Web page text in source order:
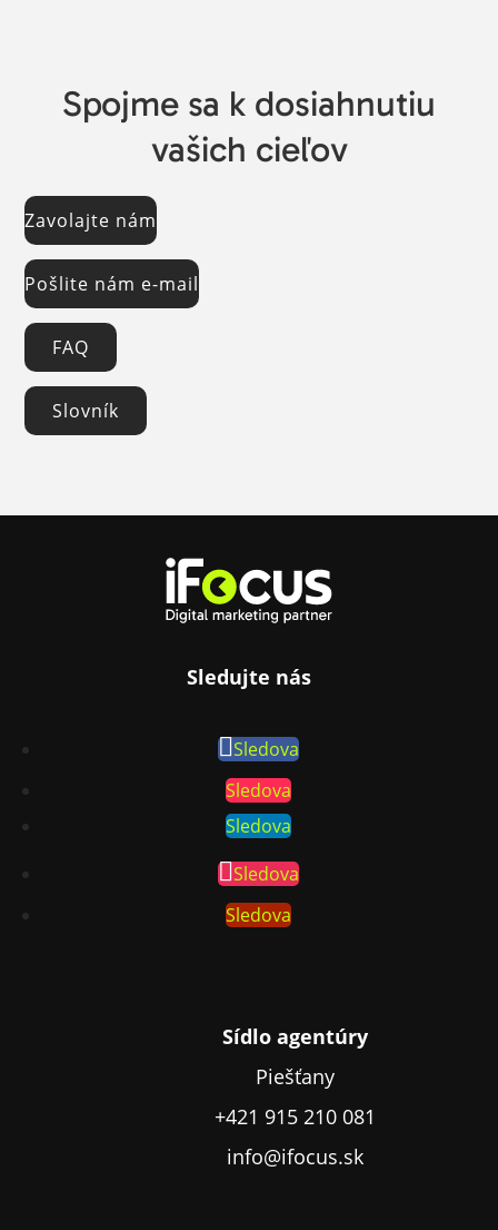
Spojme sa k dosiahnutiu
vašich cieľov
Zavolajte nám
Pošlite nám e-mail
FAQ
Slovník
Sledujte nás
Sledova
Sledova
Sledova
Sledova
Sledova
Sídlo agentúry
Piešťany
+421 915 210 081
info@ifocus.sk